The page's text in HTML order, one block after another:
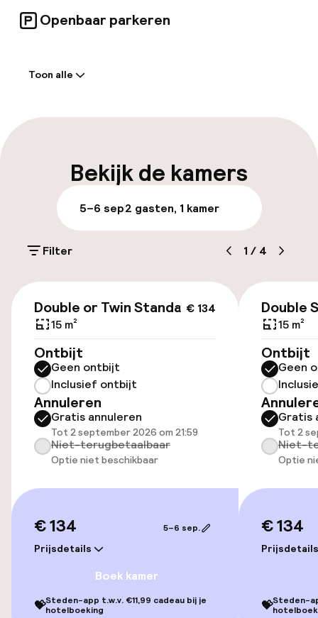
Openbaar parkeren
Express check-out mogelijk
Bagageruimte
Parkeren & mobiliteit
(buiten)
€ 18,00 per dag
Fietsverhuur
Toegankelijkheid
Lift
Entertainment
Betaalde wifi
Terras
Toon alle
Bekijk de kamers
5–6 sep2 gasten, 1 kamer
Filter 1 / 4
€ 134
Double or Twin Standard
15 m²
Ontbijt
Geen ontbijt
Inclusief ontbijt
Annuleren
Gratis annuleren
Tot 2 september 2026 om 21:59
Niet-terugbetaalbaar
Optie niet beschikbaar
€ 134
Prijsdetails
5–6 sep.
Boek kamer
💝Steden-app t.w.v. €11,99 cadeau bij je
hotelboeking
Double
15 m²
Ontbijt
Geen
Gratis
Tot 2
Niet-
Optie
€ 134
Prijsdetails
💝Steden-